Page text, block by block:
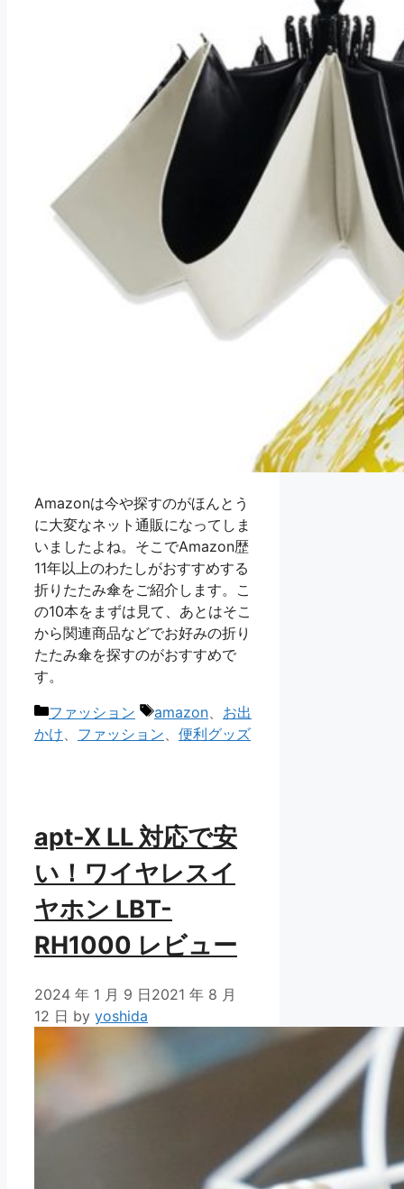
Amazonは今や探すのがほんとう
に大変なネット通販になってしま
いましたよね。そこでAmazon歴
11年以上のわたしがおすすめする
折りたたみ傘をご紹介します。こ
の10本をまずは見て、あとはそこ
から関連商品などでお好みの折り
たたみ傘を探すのがおすすめで
す。
カ
テ
ファッション
タ
グ
amazon、 お出
かけ、 ファッション、 便利グッズ
apt-X LL 対応で安
い！ワイヤレスイ
ヤホン LBT-
RH1000 レビュー
2024 年 1 月 9 日2021 年 8 月
12 日 by yoshida